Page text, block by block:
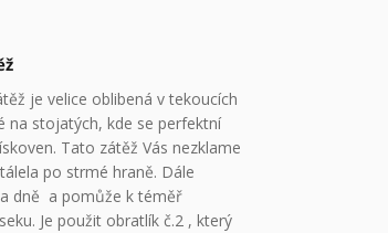
je velice oblibená v tekoucích
na stojatých, kde se perfektní
Tato zátěž Vás nezklame
po strmé hraně. Dále
dně a pomůže k téměř
Je použit obratlík č.2 , který